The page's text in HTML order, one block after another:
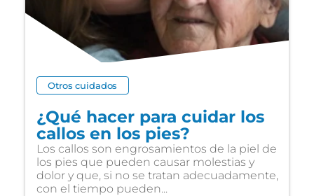
Otros cuidados
¿Qué hacer para cuidar los
callos en los pies?
Los callos son engrosamientos de la piel de
los pies que pueden causar molestias y
dolor y que, si no se tratan adecuadamente,
con el tiempo pueden...